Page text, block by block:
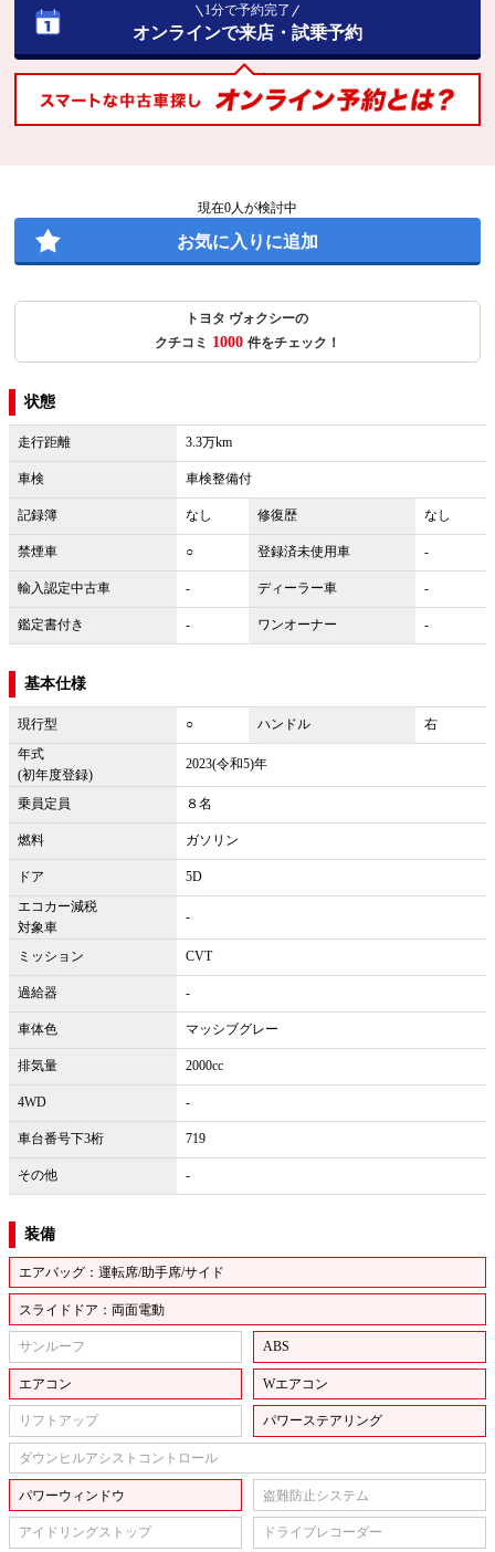
1分で予約完了
オンラインで来店・試乗予約
現在0人が検討中
お気に入りに追加
トヨタ ヴォクシーの
クチコミ 1000 件をチェック！
状態
走行距離 3.3万km
車検 車検整備付
記録簿 なし 修復歴 なし
禁煙車 ○ 登録済未使用車 -
輸入認定中古車 - ディーラー車 -
鑑定書付き - ワンオーナー -
基本仕様
現行型 ○ ハンドル
右
年式
(初年度登録)
2023(令和5)年
乗員定員 ８名
燃料 ガソリン
ドア
5D
エコカー減税
対象車
-
ミッション CVT
過給器 -
車体色 マッシブグレー
排気量 2000cc
4WD -
車台番号下3桁 719
その他 -
装備
エアバッグ：運転席/助手席/サイド
スライドドア：両面電動
サンルーフ ABS
エアコン Wエアコン
リフトアップ パワーステアリング
ダウンヒルアシストコントロール
パワーウィンドウ 盗難防止システム
アイドリングストップ ドライブレコーダー